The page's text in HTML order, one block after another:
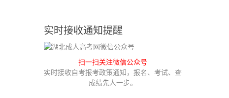
实时接收通知提醒
扫一扫关注微信公众号
实时接收自考报考政策通知，报名、考试、查
成绩先人一步。